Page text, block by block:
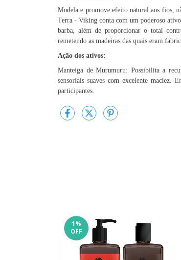
Modela e promove efeito natural aos fios,
Terra - Viking conta com um poderoso
barba, além de proporcionar o total
remetendo as madeiras das quais eram
Ação dos ativos:
Manteiga de Murumuru: Possibilita a
sensoriais suaves com excelente maciez.
participantes.
1%
OFF